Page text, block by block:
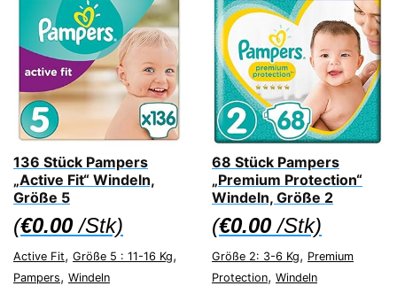
136 Stück Pampers
„Active Fit“ Windeln,
Größe 5
(€0.00 /Stk)
Active Fit, Größe 5 : 11-16 Kg,
Pampers, Windeln
68 Stück Pampers
„Premium Protection“
Windeln, Größe 2
(€0.00 /Stk)
Größe 2: 3-6 Kg, Premium
Protection, Windeln